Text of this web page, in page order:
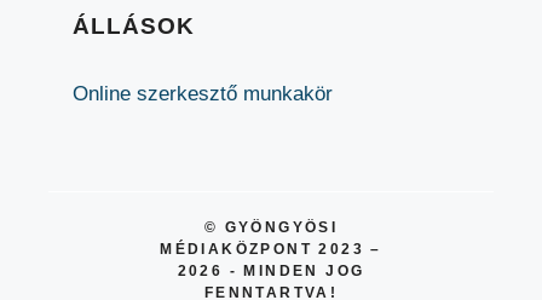
ÁLLÁSOK
Online szerkesztő munkakör
© GYÖNGYÖSI
MÉDIAKÖZPONT 2023 –
2026 - MINDEN JOG
FENNTARTVA!